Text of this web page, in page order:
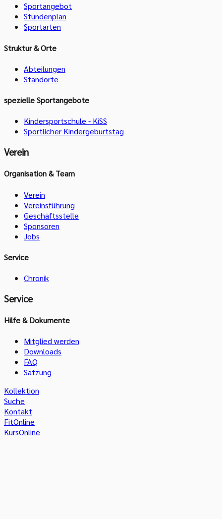
Sportangebot
Stundenplan
Sportarten
Struktur & Orte
Abteilungen
Standorte
spezielle Sportangebote
Kindersportschule - KiSS
Sportlicher Kindergeburtstag
Verein
Organisation & Team
Verein
Vereinsführung
Geschäftsstelle
Sponsoren
Jobs
Service
Chronik
Service
Hilfe & Dokumente
Mitglied werden
Downloads
FAQ
Satzung
Kollektion
Suche
Kontakt
FitOnline
KursOnline